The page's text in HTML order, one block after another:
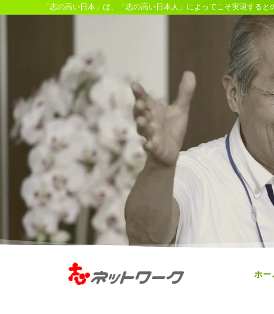
「志の高い日本」は、「志の高い日本人」によってこそ実現する
ホー